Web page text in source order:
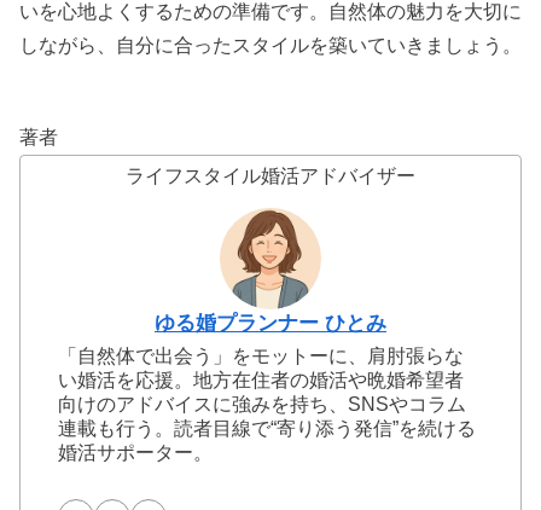
いを心地よくするための準備です。自然体の魅力を大切に
しながら、自分に合ったスタイルを築いていきましょう。
著者
ライフスタイル婚活アドバイザー
ゆる婚プランナー ひとみ
「自然体で出会う」をモットーに、肩肘張らな
い婚活を応援。地方在住者の婚活や晩婚希望者
向けのアドバイスに強みを持ち、SNSやコラム
連載も行う。読者目線で“寄り添う発信”を続ける
婚活サポーター。